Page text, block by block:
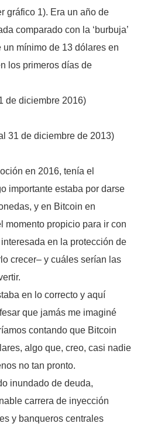
gráfico 1). Era un año de
comparado con la ‘burbuja’
mínimo de 13 dólares en
los primeros días de
de diciembre 2016)
31 de diciembre de 2013)
en 2016, tenía el
importante estaba por darse
y en Bitcoin en
momento propicio para ir con
en la protección de
crecer– y cuáles serían las
en lo correcto y aquí
que jamás me imaginé
contando que Bitcoin
algo que, creo, casi nadie
no tan pronto.
inundado de deuda,
carrera de inyección
y banqueros centrales